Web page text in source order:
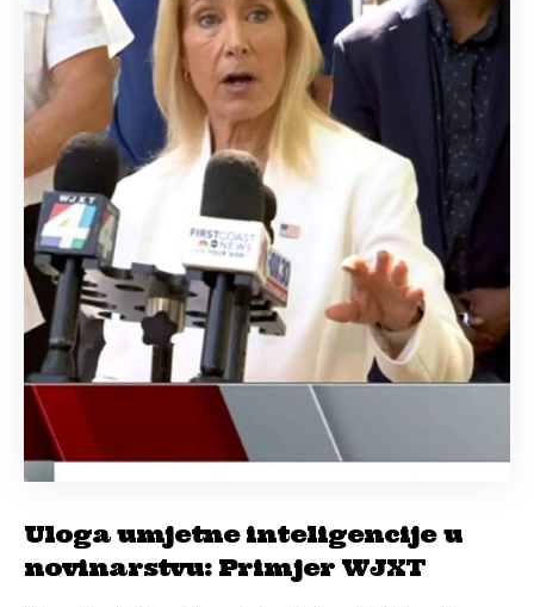
Uloga umjetne inteligencije u
novinarstvu: Primjer WJXT